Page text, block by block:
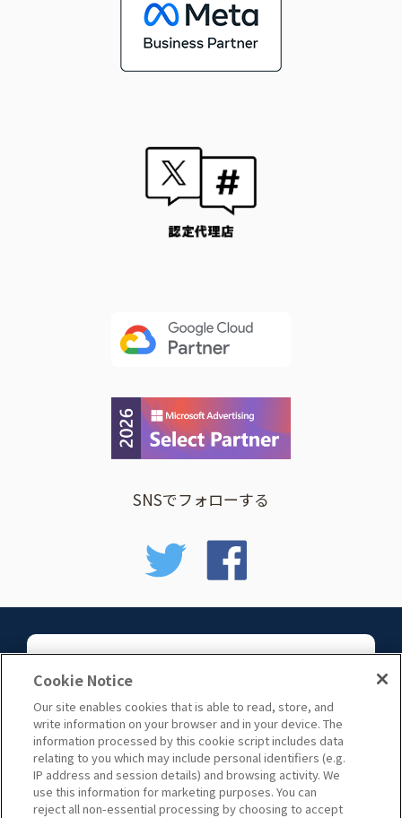
SNSでフォローする
お問い合わせ
サイトマップ
Cookie Notice
Our site enables cookies that is able to read, store, and
write information on your browser and in your device. The
information processed by this cookie script includes data
relating to you which may include personal identifiers (e.g.
IP address and session details) and browsing activity. We
use this information for marketing purposes. You can
reject all non-essential processing by choosing to accept